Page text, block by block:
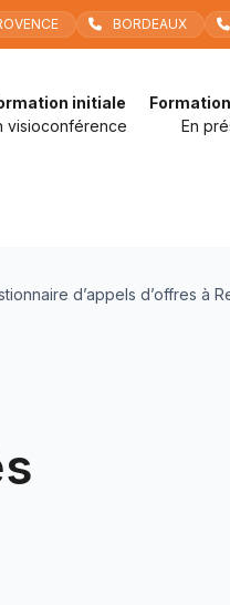
BORDEAUX
initiale
visioconférence
En
d’appels d’offres à